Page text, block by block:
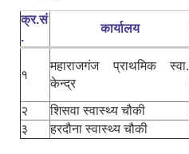
क्र.सं
.
कार्यालय
१
महाराजगंज प्राथमिक स्वा.
केन्द्र
२
शिसवा स्वास्थ्य चौकी
३
हरदौना स्वास्थ्य चौकी